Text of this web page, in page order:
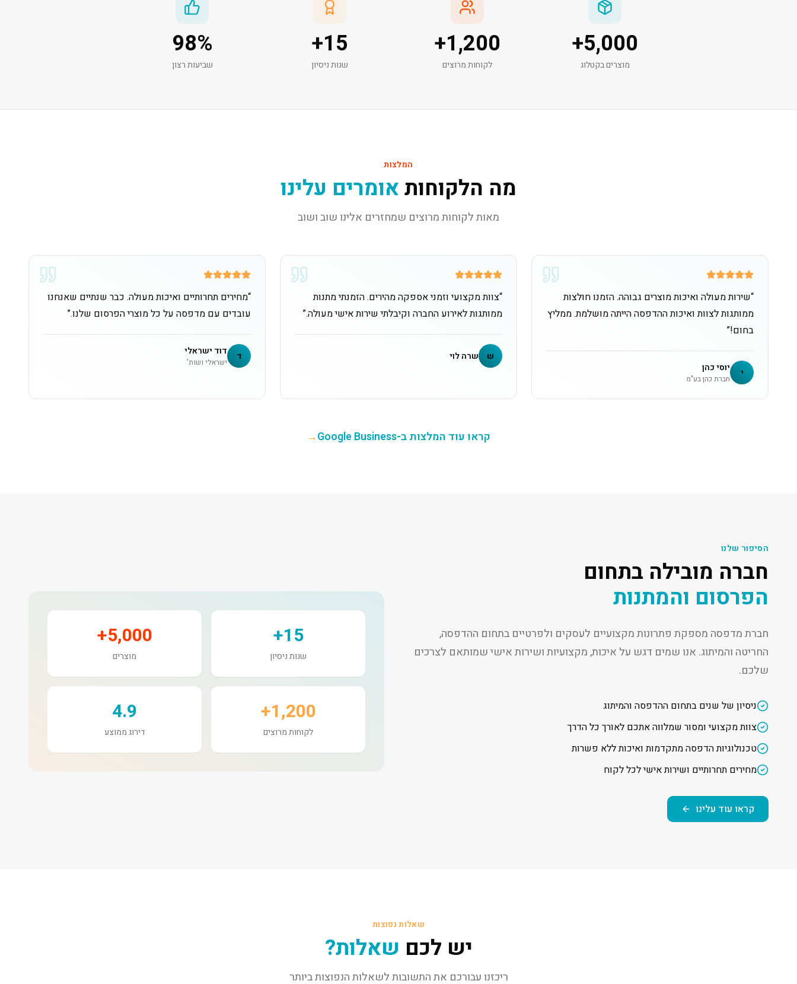
5,000
+
מוצרים בקטלוג
1,200
+
לקוחות מרוצים
15
+
שנות ניסיון
98%
שביעות רצון
המלצות
מה הלקוחותאומרים עלינו
מאות לקוחות מרוצים שמחזרים אלינו שוב ושוב
“שירות מעולה ואיכות מוצרים גבוהה. הזמנו חולצות
ממותגות לצוות ואיכות ההדפסה הייתה מושלמת. ממליץ
בחום!”
י יוסי כהן
חברת כהן בע"מ
“צוות מקצועי וזמני אספקה מהירים. הזמנתי מתנות
ממותגות לאירוע החברה וקיבלתי שירות אישי מעולה.”
ש שרה לוי
“מחירים תחרותיים ואיכות מעולה. כבר שנתיים שאנחנו
עובדים עם מדפסה על כל מוצרי הפרסום שלנו.”
ד דוד ישראלי
ישראלי ושות'
קראו עוד המלצות ב-Google Business →
הסיפור שלנו
חברה מובילה בתחום
הפרסום והמתנות
חברת מדפסה מספקת פתרונות מקצועיים לעסקים ולפרטיים בתחום ההדפסה,
החריטה והמיתוג. אנו שמים דגש על איכות, מקצועיות ושירות אישי שמותאם לצרכים
שלכם.
ניסיון של שנים בתחום ההדפסה והמיתוג
צוות מקצועי ומסור שמלווה אתכם לאורך כל הדרך
טכנולוגיות הדפסה מתקדמות ואיכות ללא פשרות
מחירים תחרותיים ושירות אישי לכל לקוח
קראו עוד עלינו
15+
שנות ניסיון
5,000+
מוצרים
1,200+
לקוחות מרוצים
4.9
דירוג ממוצע
שאלות נפוצות
יש לכם שאלות?
ריכזנו עבורכם את התשובות לשאלות הנפוצות ביותר